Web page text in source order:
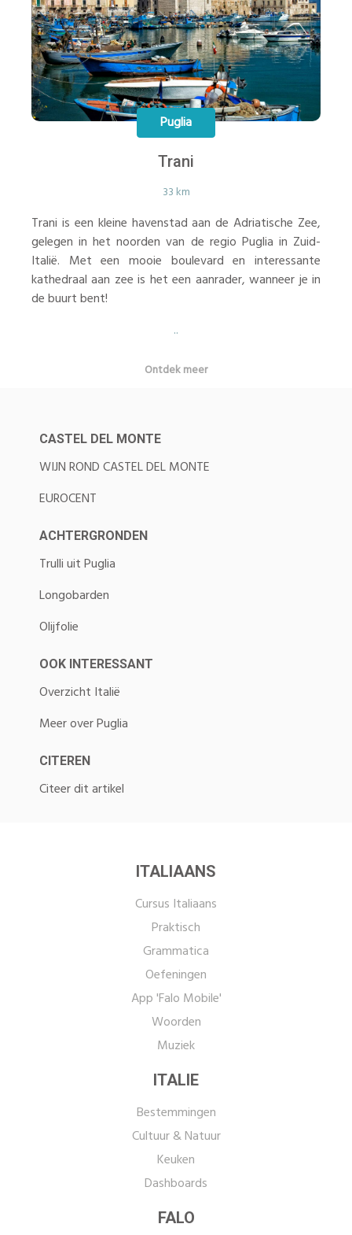
Puglia
Trani
33 km
Trani is een kleine havenstad aan de Adriatische Zee,
gelegen in het noorden van de regio Puglia in Zuid-
Italië. Met een mooie boulevard en interessante
kathedraal aan zee is het een aanrader, wanneer je in
de buurt bent!
..
Ontdek meer
CASTEL DEL MONTE
WIJN ROND CASTEL DEL MONTE
EUROCENT
ACHTERGRONDEN
Trulli uit Puglia
Longobarden
Olijfolie
OOK INTERESSANT
Overzicht Italië
Meer over Puglia
CITEREN
Citeer dit artikel
ITALIAANS
Cursus Italiaans
Praktisch
Grammatica
Oefeningen
App 'Falo Mobile'
Woorden
Muziek
ITALIE
Bestemmingen
Cultuur & Natuur
Keuken
Dashboards
FALO